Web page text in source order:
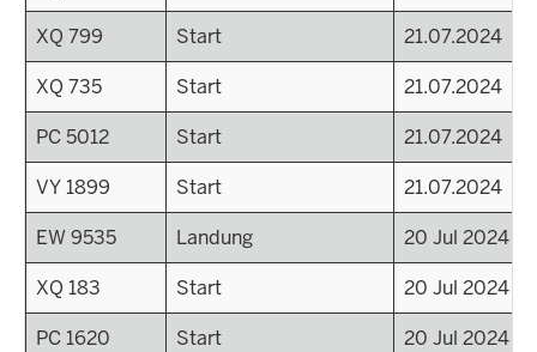
XQ 799
Start
21.07.2024
XQ 735
Start
21.07.2024
PC 5012
Start
21.07.2024
VY 1899
Start
21.07.2024
EW 9535
Landung
20 Jul 2024 -
XQ 183
Start
20 Jul 2024 -
PC 1620
Start
20 Jul 2024 -